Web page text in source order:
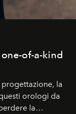
of-a-kind
la
orologi da
la